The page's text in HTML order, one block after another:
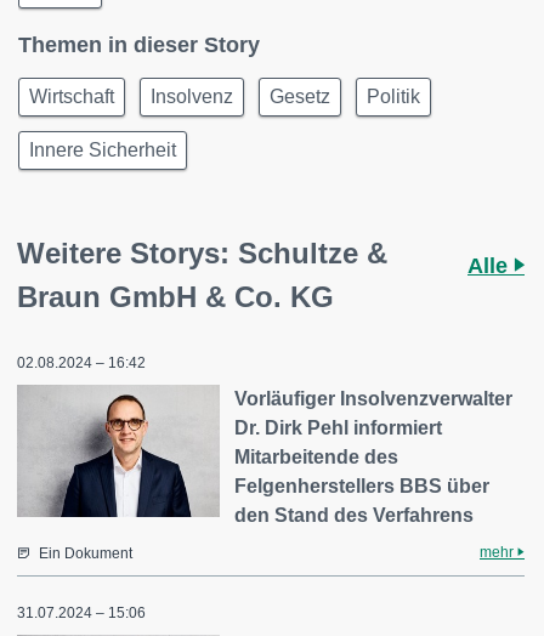
Themen in dieser Story
Wirtschaft Insolvenz Gesetz Politik
Innere Sicherheit
Weitere Storys: Schultze &
Braun GmbH & Co. KG
Alle
02.08.2024 – 16:42
Vorläufiger Insolvenzverwalter
Dr. Dirk Pehl informiert
Mitarbeitende des
Felgenherstellers BBS über
den Stand des Verfahrens
Ein Dokument mehr
31.07.2024 – 15:06